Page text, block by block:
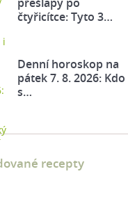
čtyřicítce: Tyto 3…
Denní horoskop na
pátek 7. 8. 2026: Kdo
s…
recepty